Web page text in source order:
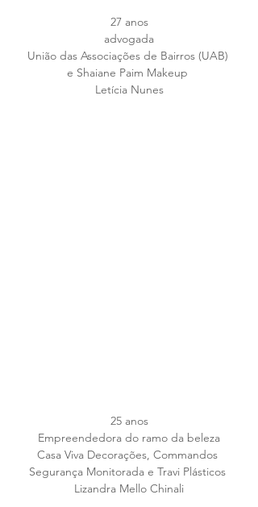
27 anos
advogada
União das Associações de Bairros (UAB)
e Shaiane Paim Makeup
Letícia Nunes
25 anos
Empreendedora do ramo da beleza
Casa Viva Decorações, Commandos
Segurança Monitorada e Travi Plásticos
Lizandra Mello Chinali